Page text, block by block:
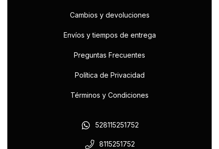
Cambios y devoluciones
Envíos y tiempos de entrega
Preguntas Frecuentes
Política de Privacidad
Términos y Condiciones
528115251752
8115251752